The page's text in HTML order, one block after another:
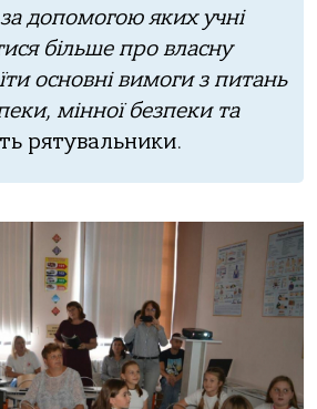
допомогою яких учні
більше про власну
основні вимоги з питань
мінної безпеки та
рятувальники.